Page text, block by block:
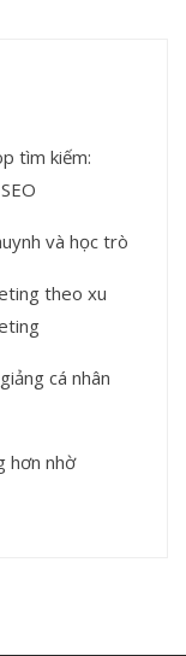
tìm kiếm:
và học trò
theo xu
cá nhân
hơn nhờ